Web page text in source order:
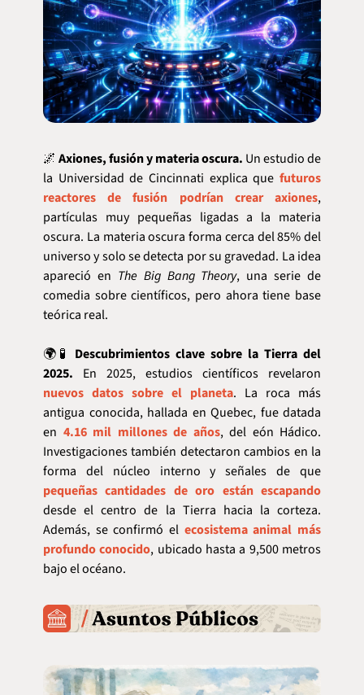
🌌 Axiones, fusión y materia oscura. Un estudio de
la Universidad de Cincinnati explica que futuros
reactores de fusión podrían crear axiones,
partículas muy pequeñas ligadas a la materia
oscura. La materia oscura forma cerca del 85% del
universo y solo se detecta por su gravedad. La idea
apareció en The Big Bang Theory, una serie de
comedia sobre científicos, pero ahora tiene base
teórica real.
🌍 🧪 Descubrimientos clave sobre la Tierra del
2025.
nuevos datos sobre el planeta. La roca más
antigua conocida, hallada en Quebec, fue datada
en 4.16 mil millones de años, del eón Hádico.
Investigaciones también detectaron cambios en la
pequeñas cantidades de oro están escapando
desde el centro de la Tierra hacia la corteza.
Además, se confirmó el ecosistema animal más
profundo conocido, ubicado hasta a 9,500 metros
bajo el océano.